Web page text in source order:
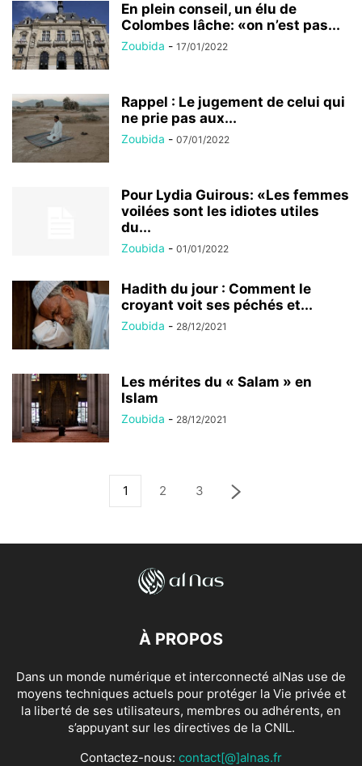
En plein conseil, un élu de
Colombes lâche: «on n’est pas...
Zoubida - 17/01/2022
Rappel : Le jugement de celui qui
ne prie pas aux...
Zoubida - 07/01/2022
Pour Lydia Guirous: «Les femmes
voilées sont les idiotes utiles
du...
Zoubida - 01/01/2022
Hadith du jour : Comment le
croyant voit ses péchés et...
Zoubida - 28/12/2021
Les mérites du « Salam » en
Islam
Zoubida - 28/12/2021
1 2 3
À PROPOS
Dans un monde numérique et interconnecté alNas use de
moyens techniques actuels pour protéger la Vie privée et
la liberté de ses utilisateurs, membres ou adhérents, en
s’appuyant sur les directives de la CNIL.
Contactez-nous: contact[@]alnas.fr